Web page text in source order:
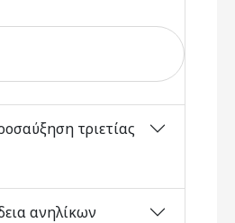
τριετίας
ανηλίκων